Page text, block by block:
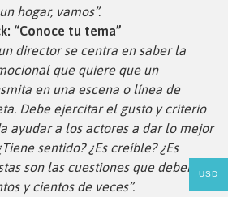
hogar, vamos”.
“Conoce tu tema”
director se centra en saber la
que quiere que un
en una escena o línea de
Debe ejercitar el gusto y criterio
ayudar a los actores a dar lo mejor
sentido? ¿Es creíble? ¿Es
son las cuestiones que debemos
y cientos de veces”.
USD